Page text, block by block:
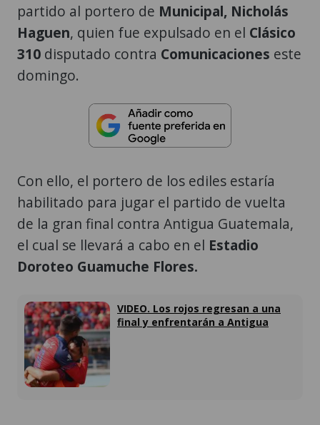
partido al portero de Municipal, Nicholás
Haguen, quien fue expulsado en el Clásico
310 disputado contra Comunicaciones este
domingo.
Con ello, el portero de los ediles estaría
habilitado para jugar el partido de vuelta
de la gran final contra Antigua Guatemala,
el cual se llevará a cabo en el Estadio
Doroteo Guamuche Flores.
VIDEO. Los rojos regresan a una
final y enfrentarán a Antigua